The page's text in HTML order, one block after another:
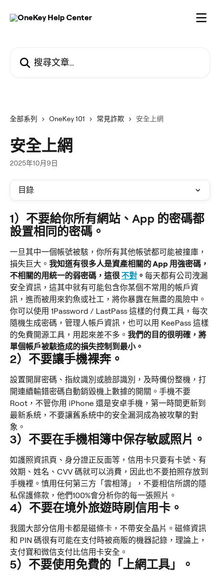
全部系列 OneKey 101 常見詐欺 安全上網
安全上網
2025年10月9日
目錄
1）不要給你所有網站、App 的密碼都
設置相同的密碼。
一旦其中一個帳號被駭，你所有其他帳號都可能被撞庫，
損失巨大。 我知道有很多人是資產相關的 App 用強密碼，
不相關的用統一的弱密碼，這很 不對 。 每天都有公司洩漏
安全資訊，這其中就有可能包含你某個不常用的帳戶資
訊，進而被用來釣魚或社工，將你暴露在無盡的風險中。
你可以使用 1Password / LastPass 這樣的付費工具，每次
隨機生成密碼，管理人帳戶資訊，也可以用 KeePass 這樣
的免費開源工具，用起來差不多。 我們的目的很明確，將
單個帳戶被駭造成的損失控制到最小。
2）不要讓手機裸奔。
設置開屏密碼、指紋識別或臉部識別，及時備份整機，打
開連續輸錯密碼自動銷毀機上數據的開關。手機不要
Root，不管你用 iPhone 還是安卓手機，第一時間更新到
最新系統，不要讓舊系統中的安全漏洞成為被攻擊的對
象。
3）不要在手機相簿中保存敏感照片。
如護照資訊頁、身分證正反面等，信用卡只要有卡號、有
效期、姓名、CVV 碼就可以消費，因此也不要拍照存放到
手機裡。慎用任何第三方「雲相簿」，不要相信所謂的隱
私保護條款，他們100%會分析你的每一張照片。
4）不要在境外旅遊時刷信用卡。
我國大部分信用卡都是磁條卡，不帶安全晶片。磁條資訊
和 PIN 碼很有可能在支付時被商販的機器記錄，理論上，
支付寶和微信支付比信用卡安全。
5）不要使用免費的「上網工具」。